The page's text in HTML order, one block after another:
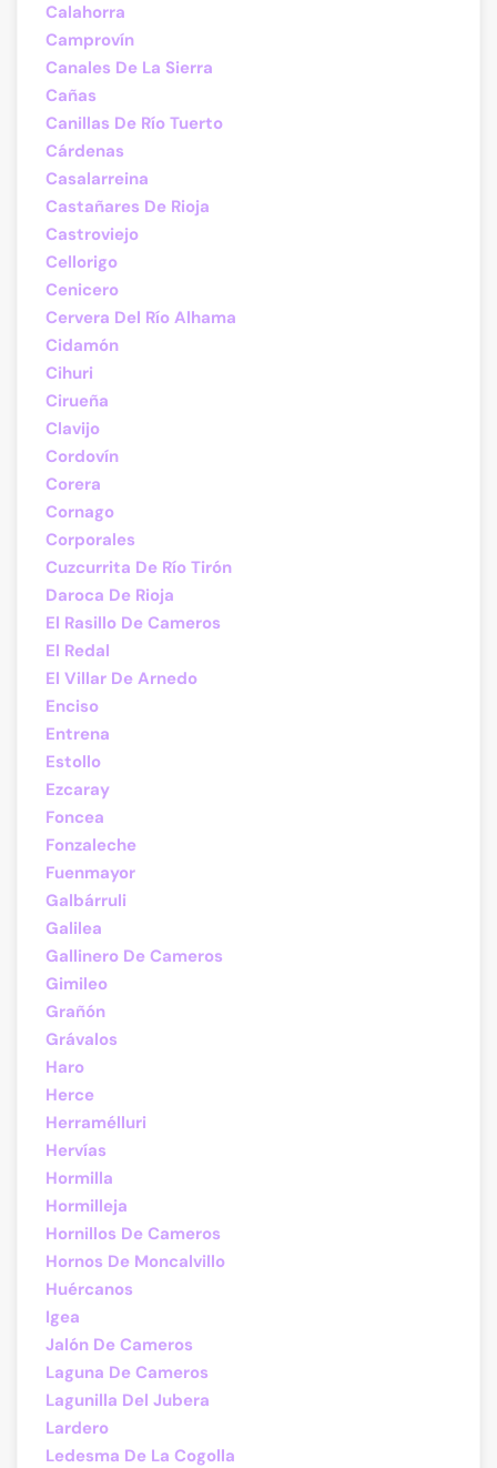
Calahorra
Camprovín
Canales De La Sierra
Cañas
Canillas De Río Tuerto
Cárdenas
Casalarreina
Castañares De Rioja
Castroviejo
Cellorigo
Cenicero
Cervera Del Río Alhama
Cidamón
Cihuri
Cirueña
Clavijo
Cordovín
Corera
Cornago
Corporales
Cuzcurrita De Río Tirón
Daroca De Rioja
El Rasillo De Cameros
El Redal
El Villar De Arnedo
Enciso
Entrena
Estollo
Ezcaray
Foncea
Fonzaleche
Fuenmayor
Galbárruli
Galilea
Gallinero De Cameros
Gimileo
Grañón
Grávalos
Haro
Herce
Herramélluri
Hervías
Hormilla
Hormilleja
Hornillos De Cameros
Hornos De Moncalvillo
Huércanos
Igea
Jalón De Cameros
Laguna De Cameros
Lagunilla Del Jubera
Lardero
Ledesma De La Cogolla